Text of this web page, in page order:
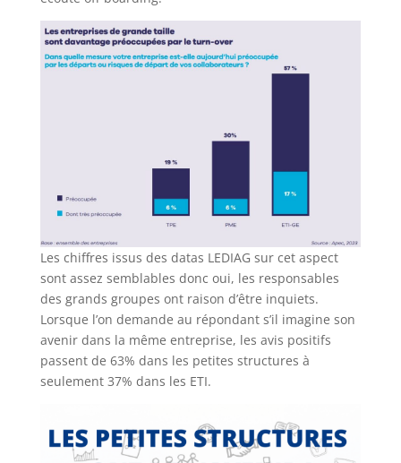
Les chiffres issus des datas LEDIAG sur cet aspect
sont assez semblables donc oui, les responsables
des grands groupes ont raison d’être inquiets.
Lorsque l’on demande au répondant s’il imagine son
avenir dans la même entreprise, les avis positifs
passent de 63% dans les petites structures à
seulement 37% dans les ETI.